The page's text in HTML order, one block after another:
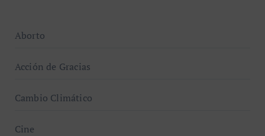
Aborto
Acción de Gracias
Cambio Climático
Cine